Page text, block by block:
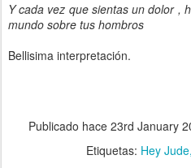
Y cada vez que sientas un dolor ,
mundo sobre tus hombros
Bellisima interpretación.
Publicado hace 23rd January
Etiquetas: Hey Jude